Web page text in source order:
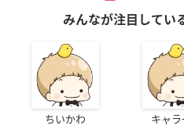
みんなが注目してい
ちいかわ キャ